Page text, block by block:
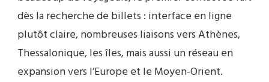
dès la recherche de billets : interface en ligne
plutôt claire, nombreuses liaisons vers Athènes,
Thessalonique, les îles, mais aussi un réseau en
expansion vers l’Europe et le Moyen-Orient.